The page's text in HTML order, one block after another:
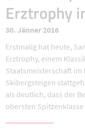
Erztrophy
30. Jänner 2016
Erstmalig hat heute,
Erztrophy, einem
Staatsmeisterschaft im
Skibergsteigen
als deutlich, dass der
obersten Spitzenklasse